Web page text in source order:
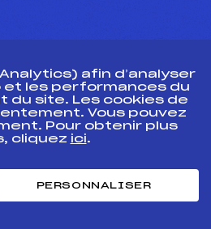
de l’athlète
professionnel
afin d’analyser
et les performances du
du site. Les cookies de
Vous pouvez
Pour obtenir plus
cliquez ici.
PERSONNALISER